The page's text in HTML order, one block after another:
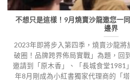
不想只是這樣！9月燒賣沙龍邀您一
邊界
2023年即將步入第四季，燒賣沙龍將
破圈！品牌跨界佈局實戰」為題，回
邀請到「原木香」、「長城食堂1981
年8月剛成為小紅書獨家代理商的「